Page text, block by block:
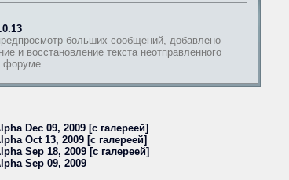
больших сообщений, добавлено
и восстановление текста неотправленного
форуме.
Dec 09, 2009 [с галереей]
Oct 13, 2009 [с галереей]
Sep 18, 2009 [с галереей]
Sep 09, 2009